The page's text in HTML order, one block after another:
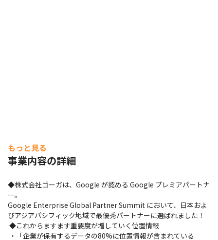
もっと見る
事業内容の詳細
◆株式会社ゴーガは、Google が認める Google プレミアパートナ
ー。
Google Enterprise Global Partner Summit において、日本およ
びアジアパシフィック地域で最優秀パートナーに選ばれました！